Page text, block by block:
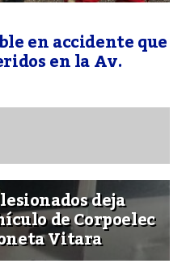
en accidente que
en la Av.
deja
de Corpoelec
Vitara